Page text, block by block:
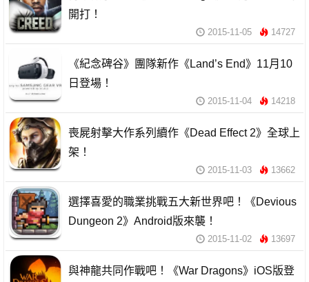
開打！
2015-11-05 14727
《紀念碑谷》團隊新作《Land’s End》11月10
日登場！
2015-11-04 14218
喪屍射擊大作系列續作《Dead Effect 2》全球上
架！
2015-11-03 13662
選擇喜愛的職業挑戰五大新世界吧！《Devious
Dungeon 2》Android版來襲！
2015-11-02 13697
與神龍共同作戰吧！《War Dragons》iOS版登